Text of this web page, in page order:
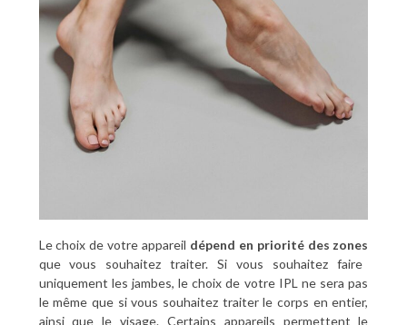
Le choix de votre appareil dépend en priorité des zones
que vous souhaitez traiter. Si vous souhaitez faire
uniquement les jambes, le choix de votre IPL ne sera pas
le même que si vous souhaitez traiter le corps en entier,
ainsi que le visage. Certains appareils permettent le